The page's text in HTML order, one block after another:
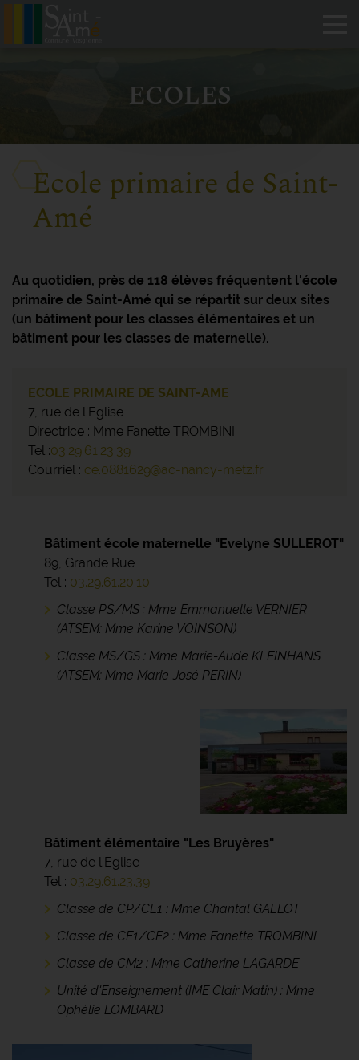
ECOLES
Ecole primaire de Saint-
Amé
Au quotidien, près de 118 élèves fréquentent l'école
primaire de Saint-Amé qui se répartit sur deux sites
(un bâtiment pour les classes élémentaires et un
bâtiment pour les classes de maternelle).
ECOLE PRIMAIRE DE SAINT-AME
7, rue de l'Eglise
Directrice : Mme Fanette TROMBINI
Tel :03.29.61.23.39
Courriel : ce.0881629@ac-nancy-metz.fr
Bâtiment école maternelle "Evelyne SULLEROT"
89, Grande Rue
Tel : 03.29.61.20.10
Classe PS/MS : Mme Emmanuelle VERNIER
(ATSEM: Mme Karine VOINSON)
Classe MS/GS : Mme Marie-Aude KLEINHANS
(ATSEM: Mme Marie-José PERIN)
Bâtiment élémentaire "Les Bruyères"
7, rue de l'Eglise
Tel : 03.29.61.23.39
Classe de CP/CE1 : Mme Chantal GALLOT
Classe de CE1/CE2 : Mme Fanette TROMBINI
Classe de CM2 : Mme Catherine LAGARDE
Unité d'Enseignement (IME Clair Matin) : Mme
Ophélie LOMBARD